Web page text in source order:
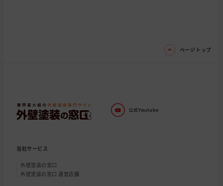
ページトップ
当社サービス
外壁塗装の窓口
外壁塗装の窓口 運営店舗